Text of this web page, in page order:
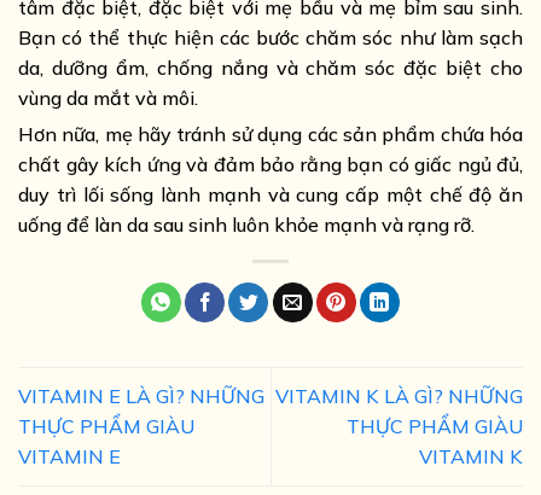
tâm đặc biệt, đặc biệt với mẹ bầu và mẹ bỉm sau sinh.
Bạn có thể thực hiện các bước chăm sóc như làm sạch
da, dưỡng ẩm, chống nắng và chăm sóc đặc biệt cho
vùng da mắt và môi.
Hơn nữa, mẹ hãy tránh sử dụng các sản phẩm chứa hóa
chất gây kích ứng và đảm bảo rằng bạn có giấc ngủ đủ,
duy trì lối sống lành mạnh và cung cấp một chế độ ăn
uống để làn da sau sinh luôn khỏe mạnh và rạng rỡ.
VITAMIN E LÀ GÌ? NHỮNG
THỰC PHẨM GIÀU
VITAMIN E
VITAMIN K LÀ GÌ? NHỮNG
THỰC PHẨM GIÀU
VITAMIN K